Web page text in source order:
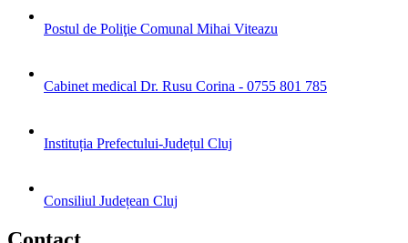
Postul de Poliţie Comunal Mihai Viteazu
Cabinet medical Dr. Rusu Corina - 0755 801 785
Instituția Prefectului-Județul Cluj
Consiliul Județean Cluj